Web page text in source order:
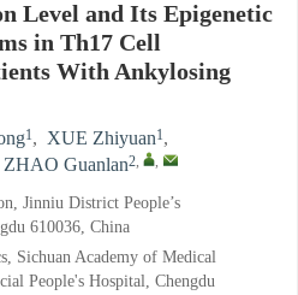
Level and Its Epigenetic
in Th17 Cell
With Ankylosing
1, XUE Zhiyuan1,
ZHAO Guanlan2, ,
Jinniu District People’s
610036, China
Sichuan Academy of Medical
People's Hospital, Chengdu